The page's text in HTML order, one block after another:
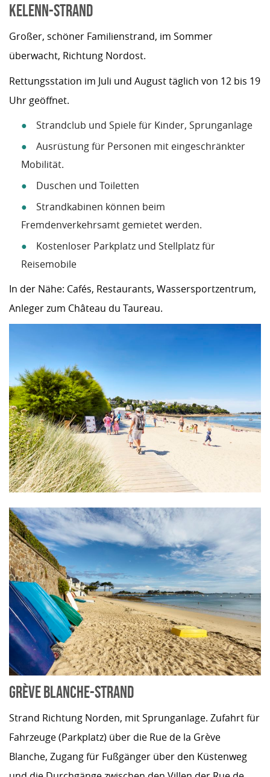
KELENN-STRAND
Großer, schöner Familienstrand, im Sommer
überwacht, Richtung Nordost.
Rettungsstation im Juli und August täglich von 12 bis 19
Uhr geöffnet.
Strandclub und Spiele für Kinder, Sprunganlage
Ausrüstung für Personen mit eingeschränkter
Mobilität.
Duschen und Toiletten
Strandkabinen können beim
Fremdenverkehrsamt gemietet werden.
Kostenloser Parkplatz und Stellplatz für
Reisemobile
In der Nähe: Cafés, Restaurants, Wassersportzentrum,
Anleger zum Château du Taureau.
GRÈVE BLANCHE-STRAND
Strand Richtung Norden, mit Sprunganlage. Zufahrt für
Fahrzeuge (Parkplatz) über die Rue de la Grève
Blanche, Zugang für Fußgänger über den Küstenweg